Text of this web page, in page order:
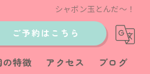
シャボン玉とんだ〜！
ご予約はこちら
の特徴 アクセス ブログ